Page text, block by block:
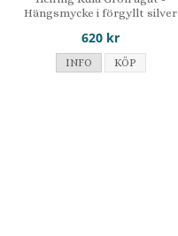
Hängsmycke i förgyllt silver
620 kr
INFO KÖP